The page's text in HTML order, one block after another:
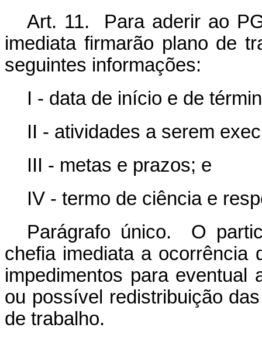
Art. 11. Para aderir ao
imediata firmarão plano de
seguintes informações:
I - data de início e de
II - atividades a serem
III - metas e prazos; e
IV - termo de ciência e
Parágrafo único. O
chefia imediata a ocorrência
impedimentos para
ou possível redistribuição
de trabalho.